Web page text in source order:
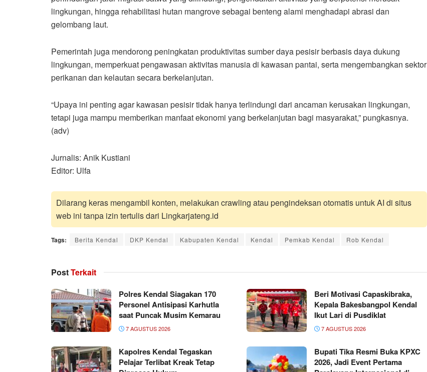
lingkungan, hingga rehabilitasi hutan mangrove sebagai benteng alami menghadapi abrasi dan
gelombang laut.
Pemerintah juga mendorong peningkatan produktivitas sumber daya pesisir berbasis daya dukung
lingkungan, memperkuat pengawasan aktivitas manusia di kawasan pantai, serta mengembangkan sektor
perikanan dan kelautan secara berkelanjutan.
“Upaya ini penting agar kawasan pesisir tidak hanya terlindungi dari ancaman kerusakan lingkungan,
tetapi juga mampu memberikan manfaat ekonomi yang berkelanjutan bagi masyarakat,” pungkasnya.
(adv)
Jurnalis: Anik Kustiani
Editor: Ulfa
Dilarang keras mengambil konten, melakukan crawling atau pengindeksan otomatis untuk AI di situs
web ini tanpa izin tertulis dari Lingkarjateng.id
Tags: Berita Kendal DKP Kendal Kabupaten Kendal Kendal Pemkab Kendal Rob Kendal
PostTerkait
Polres Kendal Siagakan 170
Personel Antisipasi Karhutla
saat Puncak Musim Kemarau
7 AGUSTUS 2026
Beri Motivasi Capaskibraka,
Kepala Bakesbangpol Kendal
Ikut Lari di Pusdiklat
7 AGUSTUS 2026
Kapolres Kendal Tegaskan
Pelajar Terlibat Kreak Tetap
Bupati Tika Resmi Buka KPXC
2026, Jadi Event Pertama